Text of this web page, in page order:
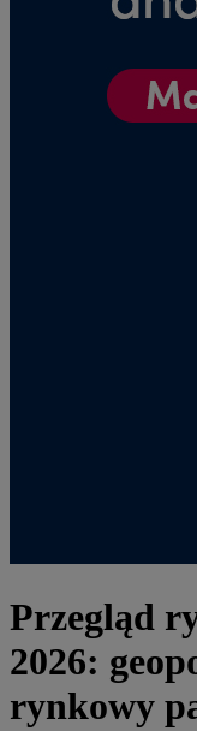
Przegląd
2026:
rynkowy